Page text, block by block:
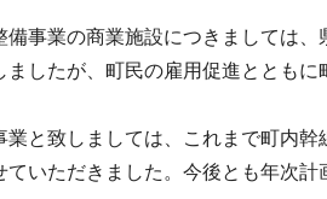
備事業の商業施設につきましては
ましたが、町民の雇用促進とともに
業と致しましては、これまで町内
ていただきました。今後とも年次